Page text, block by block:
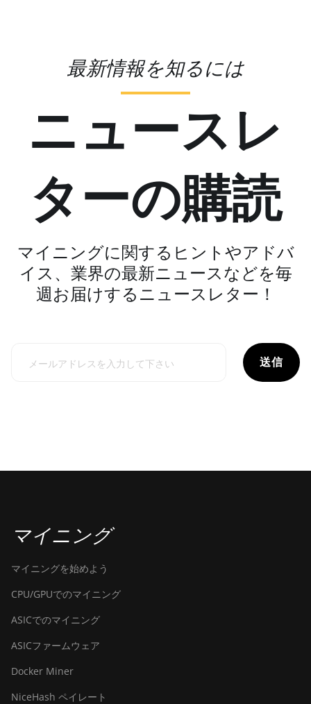
最新情報を知るには
ニュースレ
ターの購読
マイニングに関するヒントやアドバ
イス、業界の最新ニュースなどを毎
週お届けするニュースレター！
送信
マイニング
マイニングを始めよう
CPU/GPUでのマイニング
ASICでのマイニング
ASICファームウェア
Docker Miner
NiceHash ペイレート